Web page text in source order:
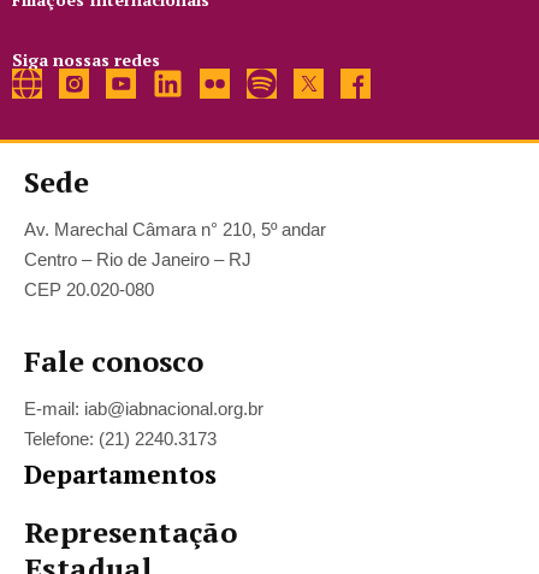
Siga nossas redes
Sede
Av. Marechal Câmara n° 210, 5º andar
Centro – Rio de Janeiro – RJ
CEP 20.020-080
Fale conosco
E-mail: iab@iabnacional.org.br
Telefone: (21) 2240.3173
Departamentos
Representação